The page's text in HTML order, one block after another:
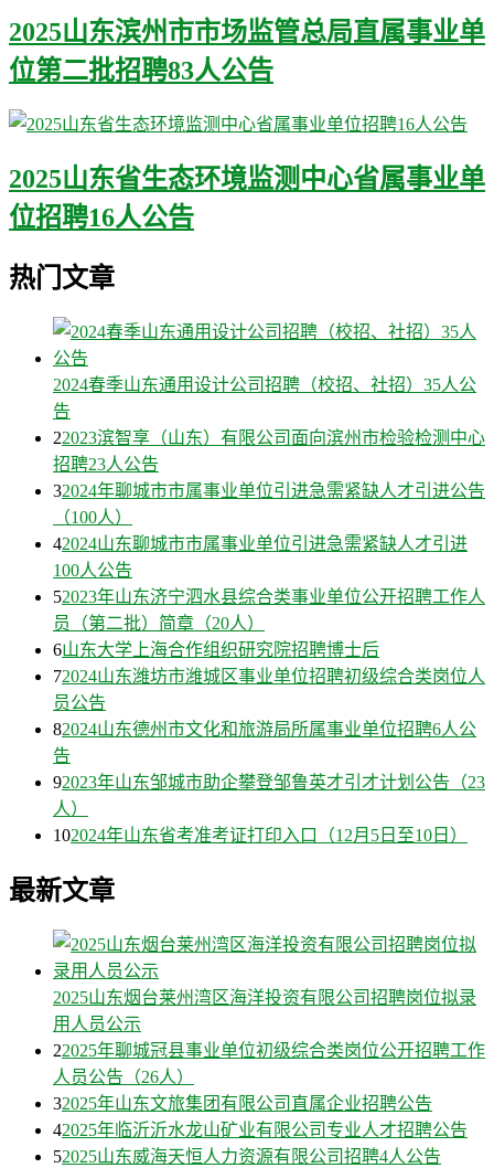
2025山东滨州市市场监管总局直属事业单
位第二批招聘83人公告
2025山东省生态环境监测中心省属事业单
位招聘16人公告
热门文章
2024春季山东通用设计公司招聘（校招、社招）35人公
告
22023滨智享（山东）有限公司面向滨州市检验检测中心
招聘23人公告
32024年聊城市市属事业单位引进急需紧缺人才引进公告
（100人）
42024山东聊城市市属事业单位引进急需紧缺人才引进
100人公告
52023年山东济宁泗水县综合类事业单位公开招聘工作人
员（第二批）简章（20人）
6山东大学上海合作组织研究院招聘博士后
72024山东潍坊市潍城区事业单位招聘初级综合类岗位人
员公告
82024山东德州市文化和旅游局所属事业单位招聘6人公
告
92023年山东邹城市助企攀登邹鲁英才引才计划公告（23
人）
102024年山东省考准考证打印入口（12月5日至10日）
最新文章
2025山东烟台莱州湾区海洋投资有限公司招聘岗位拟录
用人员公示
22025年聊城冠县事业单位初级综合类岗位公开招聘工作
人员公告（26人）
32025年山东文旅集团有限公司直属企业招聘公告
42025年临沂沂水龙山矿业有限公司专业人才招聘公告
52025山东威海天恒人力资源有限公司招聘4人公告